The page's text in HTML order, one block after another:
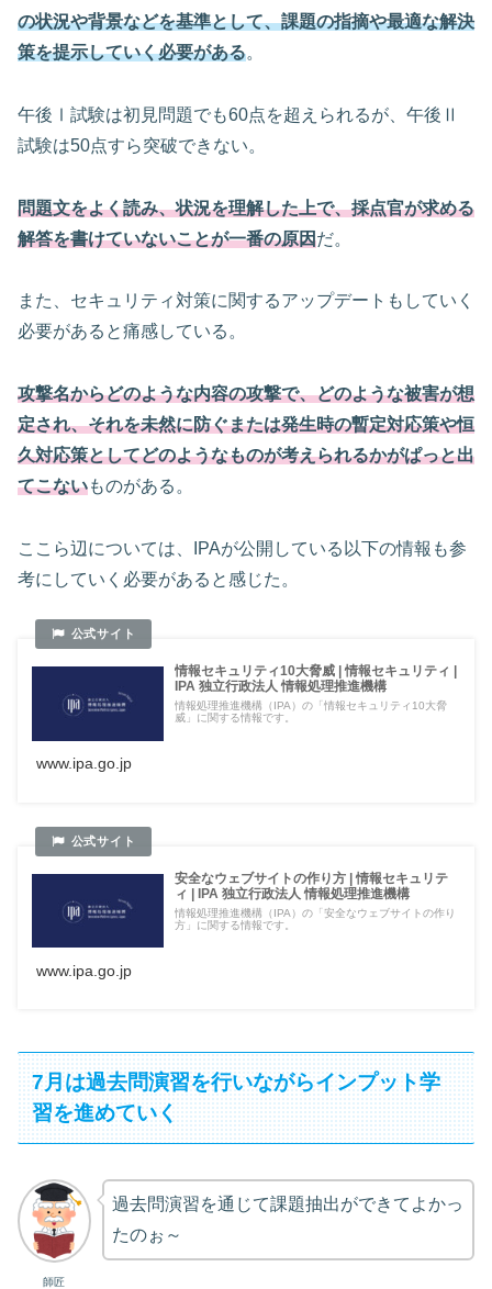
の状況や背景などを基準として、課題の指摘や最適な解決
策を提示していく必要がある。
午後Ⅰ試験は初見問題でも60点を超えられるが、午後Ⅱ
試験は50点すら突破できない。
問題文をよく読み、状況を理解した上で、採点官が求める
解答を書けていないことが一番の原因だ。
また、セキュリティ対策に関するアップデートもしていく
必要があると痛感している。
攻撃名からどのような内容の攻撃で、どのような被害が想
定され、それを未然に防ぐまたは発生時の暫定対応策や恒
久対応策としてどのようなものが考えられるかがぱっと出
てこないものがある。
ここら辺については、IPAが公開している以下の情報も参
考にしていく必要があると感じた。
情報セキュリティ10大脅威 | 情報セキュリティ |
IPA 独立行政法人 情報処理推進機構
情報処理推進機構（IPA）の「情報セキュリティ10大脅
威」に関する情報です。
www.ipa.go.jp
安全なウェブサイトの作り方 | 情報セキュリテ
ィ | IPA 独立行政法人 情報処理推進機構
情報処理推進機構（IPA）の「安全なウェブサイトの作り
方」に関する情報です。
www.ipa.go.jp
7月は過去問演習を行いながらインプット学
習を進めていく
師匠
過去問演習を通じて課題抽出ができてよかっ
たのぉ～